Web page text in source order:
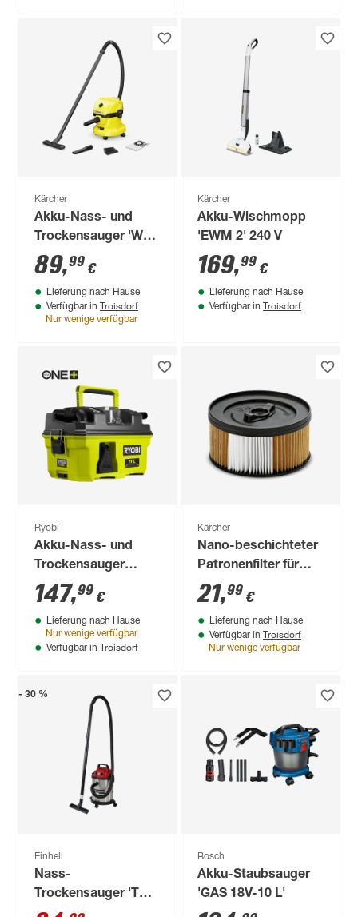
Kärcher
Akku-Nass- und
Trockensauger 'WD
2-18' 18 V ohne Akku
und Ladegerät
89,99 €
Lieferung nach Hause
Verfügbar in Troisdorf
Nur wenige verfügbar
Kärcher
Akku-Wischmopp
'EWM 2' 240 V
169,99 €
Lieferung nach Hause
Verfügbar in Troisdorf
Ryobi
Akku-Nass- und
Trockensauger
'ONE+ RV1811-0'
ohne Akku und
Ladegerät
147,99 €
Lieferung nach Hause
Nur wenige verfügbar
Verfügbar in Troisdorf
Kärcher
Nano-beschichteter
Patronenfilter für
Mehrzwecksauger
WD 4 bis WD 5
21,99 €
Lieferung nach Hause
Verfügbar in Troisdorf
Nur wenige verfügbar
- 30 %
Einhell
Nass-
Trockensauger 'TC-
VC 1540 S' 950 W
Bosch
Akku-Staubsauger
'GAS 18V-10 L'